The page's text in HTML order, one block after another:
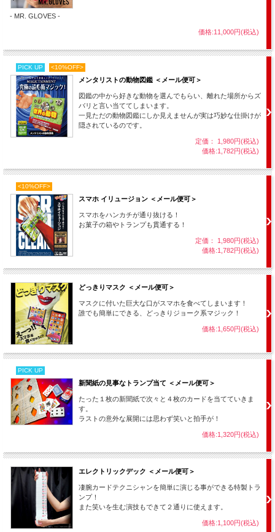
トランプやお菓子の箱など好きなものを一瞬で出現させることができるバッグで
す。
凝った現象ではないですが、様々なマジックに組み合わせて使えるのでマジシャン
例えば、まず空っぽのバッグからトランプを出現させてカードマジックを演じた
り、最初にこのバッグからロープやハンカチなどを普通に出してマジックを行い、
「もう１つの道具を家に忘れたので魔法で取り寄せる」という演出で最後の道具を
出現させても面白いです。
もちろんシンプルにお菓子を出現させたりするだけの手軽な単発マジックもできま
す。
普通のメッシュバッグとしても使えますのでマジック道具の携帯用や、普段は文房
具などを入れておいて機会があれば手軽にマジックをすることもできます。
他のマジックとの組み合わせは
・動画のように【 ジャンボインビジブルデック】と組み合わせると面白い手順にな
ります。
・ ＞大勢の前で演じられるカードマジック
を演じる時に「トランプが無いので取
り寄せる」という演出でこのバッグを使えます。
・【ジャンボコイン】の出現にも使えますので、【マイザーズドリームカップ】や
【マジカルセンス】のラストにジャンボコインをドバッと出現させたり、【
バニシングスタンド
】を使って「コインを４枚手に握りバッグに入れるとジャンボ
コインに変化する！」というような演技もできます。
・他にも条件を満たすものであれば何でも出現可能なので、マジック道具そのもの
を出現させてショーを始めたり、他のマジックで消えた品物が空のバッグから出て
きたり、と色々応用して使えます。
セット内容：
・マルチ出現バッグ
・メーカーのオンライン解説動画（オプションでDVD付にもできます）
※組み合わせ演技動画の【
両方の解説が入った共通解説動画となっています。ただ「インビジブルデック」が
【
インビジブルデック】にお付けしている説明書を、ご希望の場合オプションでお
付けすることもできます。
- MR. GLOVES -
価格:11,000円(税込)
PICK UP <10%OFF>
メンタリストの動物図鑑 ＜メール便可＞
図鑑の中から好きな動物を選んでもらい、離れた場所からズ
バリと言い当ててしまいます。
一見ただの動物図鑑にしか見えませんが実は巧妙な仕掛けが
隠されているのです。
定価： 1,980円(税込)
価格:1,782円(税込)
<10%OFF>
スマホ イリュージョン ＜メール便可＞
スマホをハンカチが通り抜ける！
お菓子の箱やトランプも貫通する！
定価： 1,980円(税込)
価格:1,782円(税込)
どっきりマスク ＜メール便可＞
マスクに付いた巨大な口がスマホを食べてしまいます！
誰でも簡単にできる、どっきりジョーク系マジック！
価格:1,650円(税込)
PICK UP
新聞紙の見事なトランプ当て ＜メール便可＞
たった１枚の新聞紙で次々と４枚のカードを当てていきま
す。
ラストの意外な展開には思わず笑いと拍手が！
価格:1,320円(税込)
エレクトリックデック ＜メール便可＞
凄腕カードテクニシャンを簡単に演じる事ができる特製トラ
ンプ！
また笑いを生む演技もできて２通りに使えます。
価格:1,100円(税込)